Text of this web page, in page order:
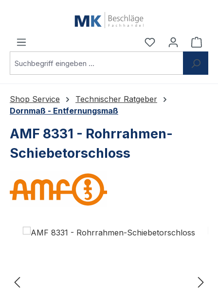
Du hast 0
Shop Service
Technischer Ratgeber
Dornmaß - Entfernungsmaß
AMF 8331 - Rohrrahmen-
Schiebetorschloss